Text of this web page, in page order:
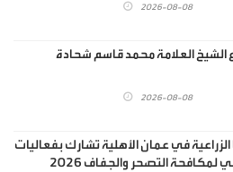
2026-08-08
الشيخ العلامة محمد قاسم شحادة
2026-08-08
الزراعية في عمان الأهلية تشارك بفعاليات
لمكافحة التصحر والجفاف 2026